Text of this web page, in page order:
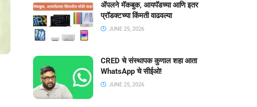
ॲपलने मॅकबुक, आयपॅडच्या आणि इतर
प्रॉडक्टच्या किंमती वाढवल्या
JUNE 25, 2026
CRED चे संस्थापक कुणाल शहा आता
WhatsApp चे सीईओ!
JUNE 25, 2026